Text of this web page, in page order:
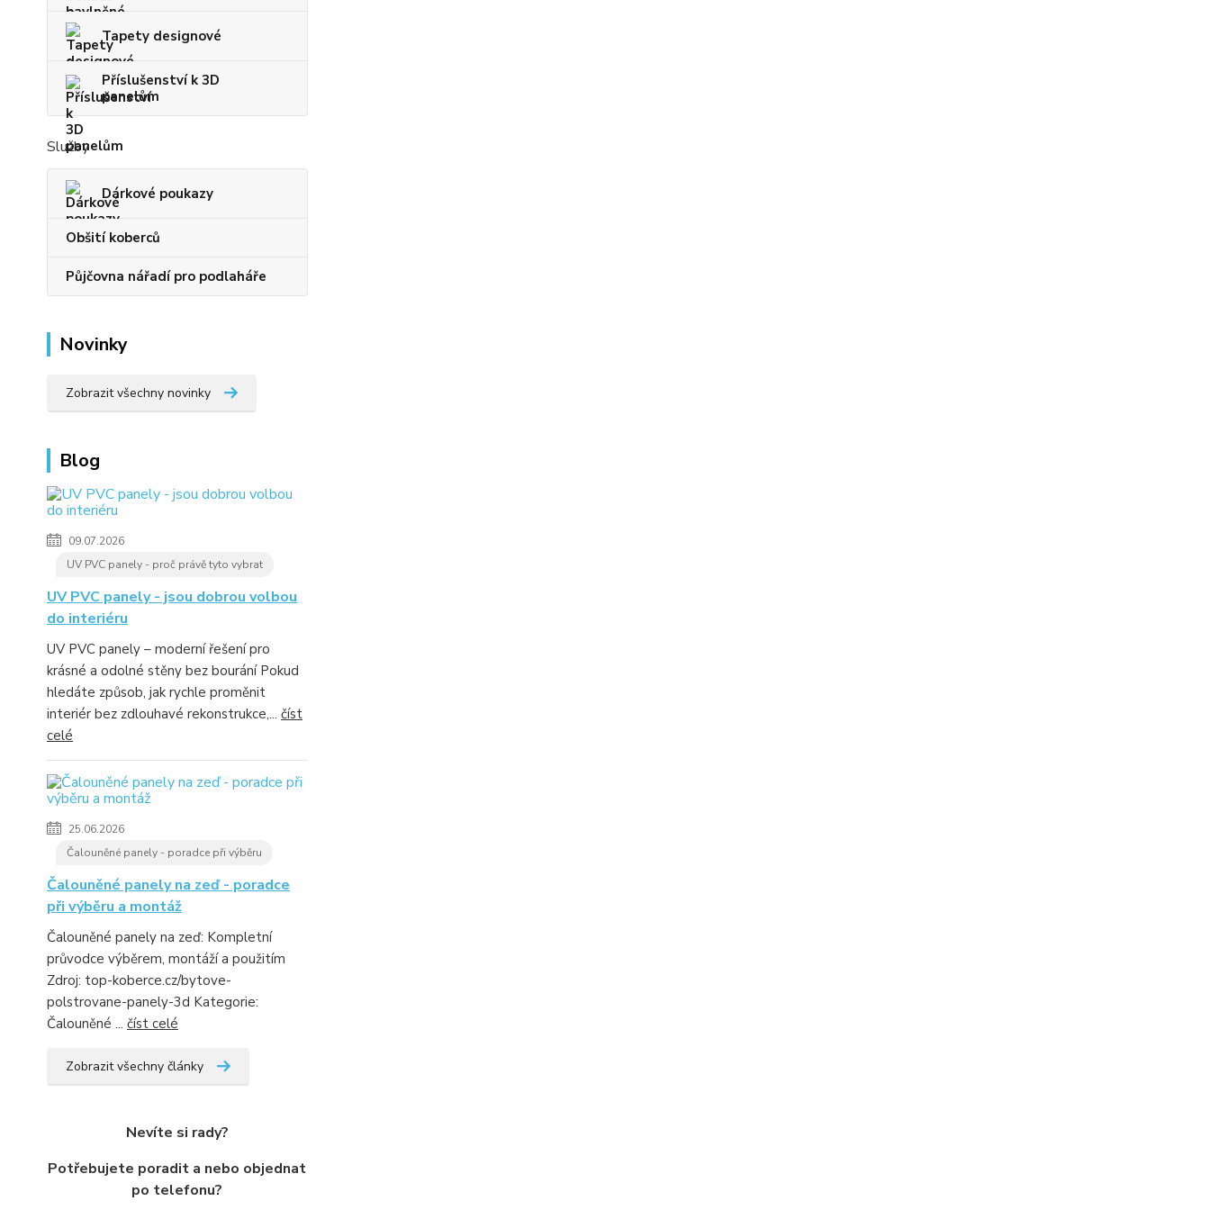
Tapety designové
Příslušenství k 3D
panelům
Služby
Dárkové poukazy
Obšití koberců
Půjčovna nářadí pro podlaháře
Novinky
Zobrazit všechny novinky
Blog
09.07.2026
UV PVC panely - proč právě tyto vybrat
UV PVC panely - jsou dobrou volbou
do interiéru
UV PVC panely – moderní řešení pro
krásné a odolné stěny bez bourání Pokud
hledáte způsob, jak rychle proměnit
interiér bez zdlouhavé rekonstrukce,... číst
celé
25.06.2026
Čalouněné panely - poradce při výběru
Čalouněné panely na zeď - poradce
při výběru a montáž
Čalouněné panely na zeď: Kompletní
průvodce výběrem, montáží a použitím
Zdroj: top-koberce.cz/bytove-
polstrovane-panely-3d Kategorie:
Čalouněné ... číst celé
Zobrazit všechny články
Nevíte si rady?
Potřebujete poradit a nebo objednat
po telefonu?